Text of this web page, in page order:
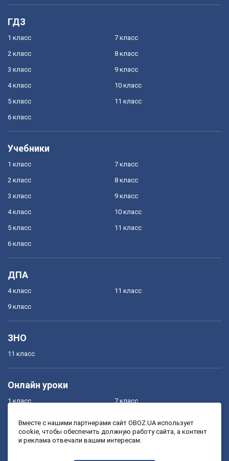
ГДЗ
1 класс
2 класс
3 класс
4 класс
5 класс
6 класс
7 класс
8 класс
9 класс
10 класс
11 класс
Учебники
1 класс
2 класс
3 класс
4 класс
5 класс
6 класс
7 класс
8 класс
9 класс
10 класс
11 класс
ДПА
4 класс
9 класс
11 класс
ЗНО
11 класс
Онлайн уроки
1 класс
3 класс
7 класс
9 класс
Вместе с нашими партнерами сайт OBOZ.UA использует
cookie, чтобы обеспечить должную работу сайта, а контент
и реклама отвечали вашим интересам.